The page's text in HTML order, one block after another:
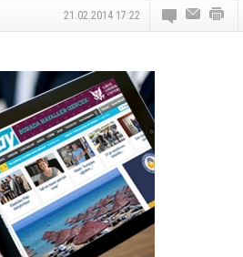
21.02.2014 17:22